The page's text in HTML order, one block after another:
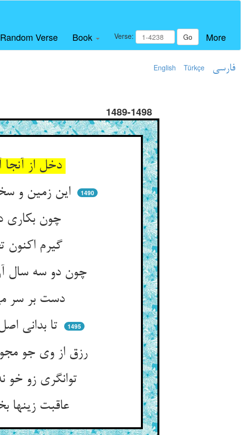
Random Verse Book Verse: Go More
English Türkçe فارسی
1489-1498
دخل از آنجا آمدستش لاجرم ** هم در آنجا می‌کند داد و کرم
این زمین و سختیان پرده‌ست و بس ** اصل روزی از خدا دان هر نفس
1490
چون بکاری در زمین اصل کار ** تا بروید هر یکی را صد هزار
گیرم اکنون تخم را گر کاشتی ** در زمینی که سبب پنداشتی
چون دو سه سال آن نروید چون کنی ** جز که در لابه و دعا کف در زنی
دست بر سر می‌زنی پیش اله ** دست و سر بر دادن رزقش گواه
تا بدانی اصل اصل رزق اوست ** تا همو را جوید آنک رزق‌جوست
1495
رزق از وی جو مجو از زید و عمرو ** مستی از وی جو مجو از بنگ و خمر
عاقبت زینها بخواهی ماندن ** هین کرا خواهی در آن دم خواندن